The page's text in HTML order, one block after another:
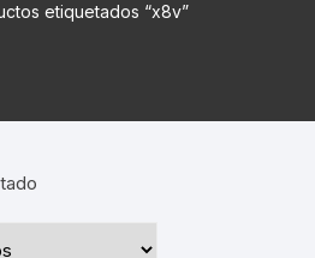
etiquetados “x8v”